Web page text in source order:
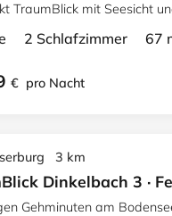
TraumBlick mit Seesicht
2 Schlafzimmer 67
€ pro Nacht
3 km
Dinkelbach 3 ·
Gehminuten am